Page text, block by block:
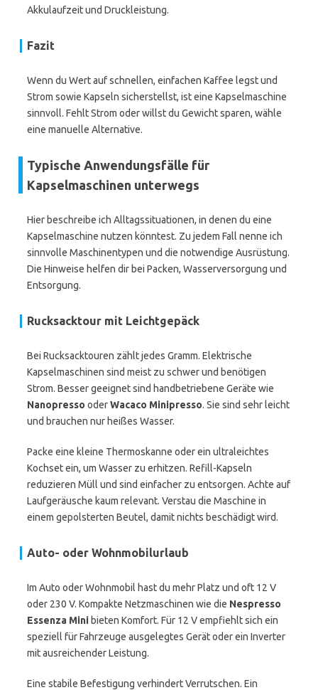
Akkulaufzeit und Druckleistung.
Fazit
Wenn du Wert auf schnellen, einfachen Kaffee legst und
Strom sowie Kapseln sicherstellst, ist eine Kapselmaschine
sinnvoll. Fehlt Strom oder willst du Gewicht sparen, wähle
eine manuelle Alternative.
Typische Anwendungsfälle für
Kapselmaschinen unterwegs
Hier beschreibe ich Alltagssituationen, in denen du eine
Kapselmaschine nutzen könntest. Zu jedem Fall nenne ich
sinnvolle Maschinentypen und die notwendige Ausrüstung.
Die Hinweise helfen dir bei Packen, Wasserversorgung und
Entsorgung.
Rucksacktour mit Leichtgepäck
Bei Rucksacktouren zählt jedes Gramm. Elektrische
Kapselmaschinen sind meist zu schwer und benötigen
Strom. Besser geeignet sind handbetriebene Geräte wie
Nanopresso oderWacaco Minipresso. Sie sind sehr leicht
und brauchen nur heißes Wasser.
Packe eine kleine Thermoskanne oder ein ultraleichtes
Kochset ein, um Wasser zu erhitzen. Refill-Kapseln
reduzieren Müll und sind einfacher zu entsorgen. Achte auf
Laufgeräusche kaum relevant. Verstau die Maschine in
einem gepolsterten Beutel, damit nichts beschädigt wird.
Auto- oder Wohnmobilurlaub
Im Auto oder Wohnmobil hast du mehr Platz und oft 12 V
oder 230 V. Kompakte Netzmaschinen wie die Nespresso
Essenza Mini bieten Komfort. Für 12 V empfiehlt sich ein
speziell für Fahrzeuge ausgelegtes Gerät oder ein Inverter
mit ausreichender Leistung.
Eine stabile Befestigung verhindert Verrutschen. Ein